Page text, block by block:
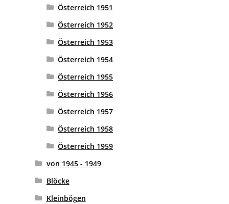
Österreich 1951
Österreich 1952
Österreich 1953
Österreich 1954
Österreich 1955
Österreich 1956
Österreich 1957
Österreich 1958
Österreich 1959
von 1945 - 1949
Blöcke
Kleinbögen